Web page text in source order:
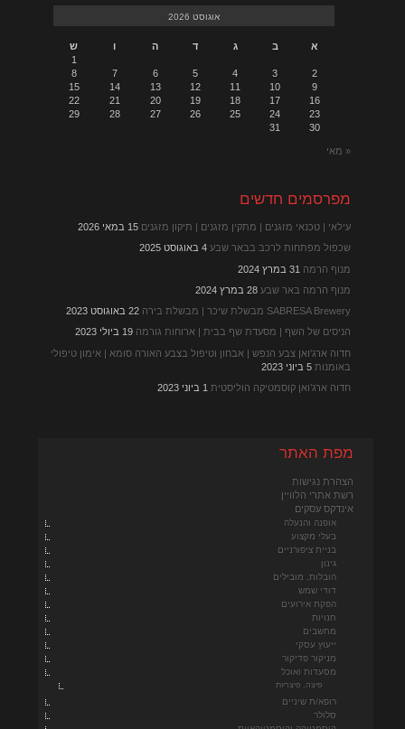
אוגוסט 2026
א ב ג ד ה ו
ש
1
2
3
4
5
6
7
8
9
10
11
12
13
14
15
16
17
18
19
20
21
22
23
24
25
26
27
28
29
30
31
« מאי
מפרסמים חדשים
עילאי | טכנאי מזגנים | מתקין מזגנים | תיקון מזגנים 15 במאי 2026
שכפול מפתחות לרכב בבאר שבע 4 באוגוסט 2025
מנוף הרמה 31 במרץ 2024
מנוף הרמה באר שבע 28 במרץ 2024
SABRESA Brewery מבשלת שיכר | מבשלת בירה
22 באוגוסט 2023
הניסים של השף | מסעדת שף בבית | ארוחות גורמה 19 ביולי 2023
חדוה ארג'ואן צבע הנפש | אבחון וטיפול בצבע האורה סומא | אימון טיפולי
באומנות 5 ביוני 2023
חדוה ארג’ואן קוסמטיקה הוליסטית 1 ביוני 2023
מפת האתר
הצהרת נגישות
רשת אתרי הלוויין
אינדקס עסקים
אופנה והנעלה
בעלי מקצוע
בניית ציפורניים
גינון
הובלות, מובילים
דודי שמש
הפקת אירועים
חנויות
מחשבים
ייעוץ עסקי
מניקור פדיקור
מסעדות ואוכל
פיצה, פיצריות
רופא/ת שיניים
סלולר